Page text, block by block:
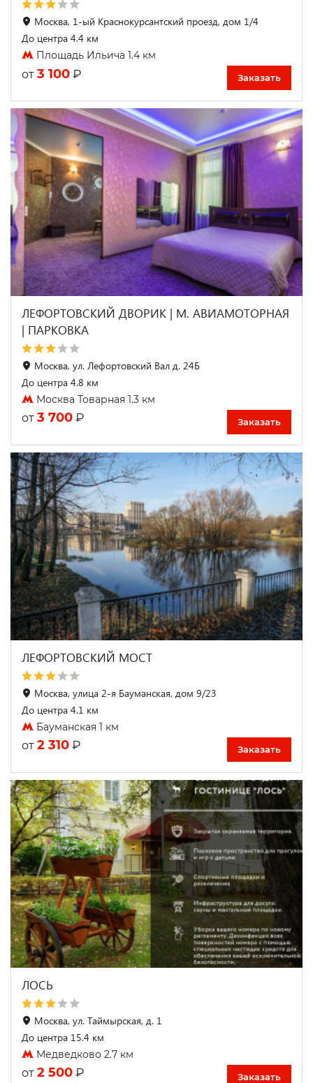
Москва, 1-ый Краснокурсантский проезд, дом 1/4
До центра 4.4 км
Площадь Ильича 1.4 км
от 3 100 ₽ Заказать
ЛЕФОРТОВСКИЙ ДВОРИК | М. АВИАМОТОРНАЯ
| ПАРКОВКА
Москва, ул. Лефортовский Вал д. 24Б
До центра 4.8 км
Москва Товарная 1.3 км
от 3 700 ₽ Заказать
ЛЕФОРТОВСКИЙ МОСТ
Москва, улица 2-я Бауманская, дом 9/23
До центра 4.1 км
Бауманская 1 км
от 2 310 ₽ Заказать
ЛОСЬ
Москва, ул. Таймырская, д. 1
До центра 15.4 км
Медведково 2.7 км
от 2 500 ₽ Заказать